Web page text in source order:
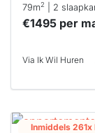
79m2 | 2
€1495 per
Via Ik Wil Huren
Inmiddels 261x